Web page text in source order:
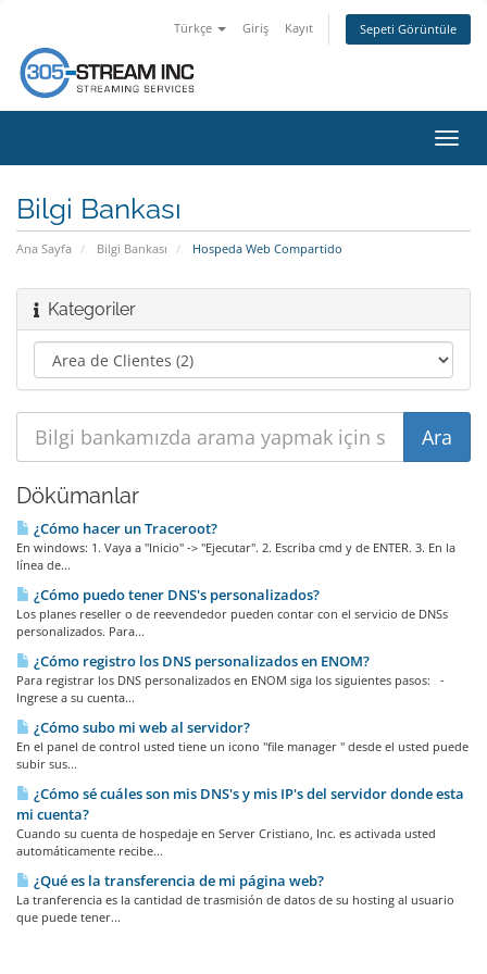
Türkçe Giriş Kayıt Sepeti Görüntüle
Bilgi Bankası
Ana Sayfa Bilgi Bankası Hospeda Web Compartido
Kategoriler
Dökümanlar
¿Cómo hacer un Traceroot?
En windows: 1. Vaya a "Inicio" -> "Ejecutar". 2. Escriba cmd y de ENTER. 3. En la
línea de...
¿Cómo puedo tener DNS's personalizados?
Los planes reseller o de reevendedor pueden contar con el servicio de DNSs
personalizados. Para...
¿Cómo registro los DNS personalizados en ENOM?
Para registrar los DNS personalizados en ENOM siga los siguientes pasos: -
Ingrese a su cuenta...
¿Cómo subo mi web al servidor?
En el panel de control usted tiene un icono "file manager " desde el usted puede
subir sus...
¿Cómo sé cuáles son mis DNS's y mis IP's del servidor donde esta
mi cuenta?
Cuando su cuenta de hospedaje en Server Cristiano, Inc. es activada usted
automáticamente recibe...
¿Qué es la transferencia de mi página web?
La tranferencia es la cantidad de trasmisión de datos de su hosting al usuario
que puede tener...